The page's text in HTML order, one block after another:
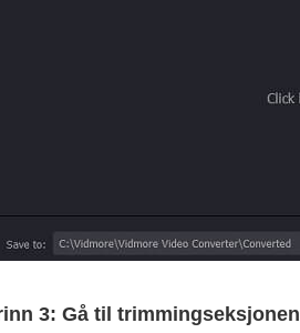
3: Gå til trimmingseksjonen